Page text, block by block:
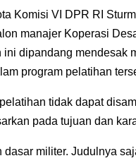
Komisi VI DPR RI
manajer Koperasi
dipandang mendesak
program pelatihan
tidak dapat
pada tujuan dan
militer. Judulnya